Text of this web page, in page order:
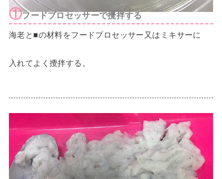
①フードプロセッサーで攪拌する
海老と■の材料をフードプロセッサー又はミキサーに
入れてよく攪拌する。